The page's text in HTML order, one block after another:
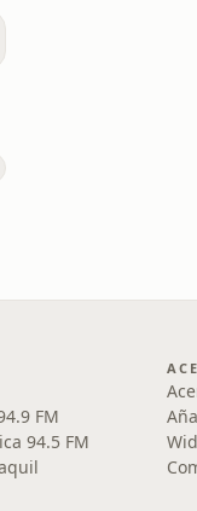
FM
94.5 FM